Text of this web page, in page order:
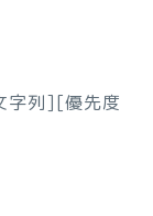
字列][優先度